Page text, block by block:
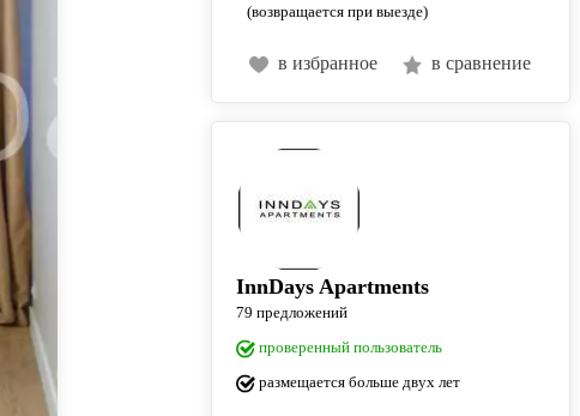
(возвращается при выезде)
в избранное в сравнение
InnDays Apartments
79 предложений
проверенный пользователь
размещается больше двух лет